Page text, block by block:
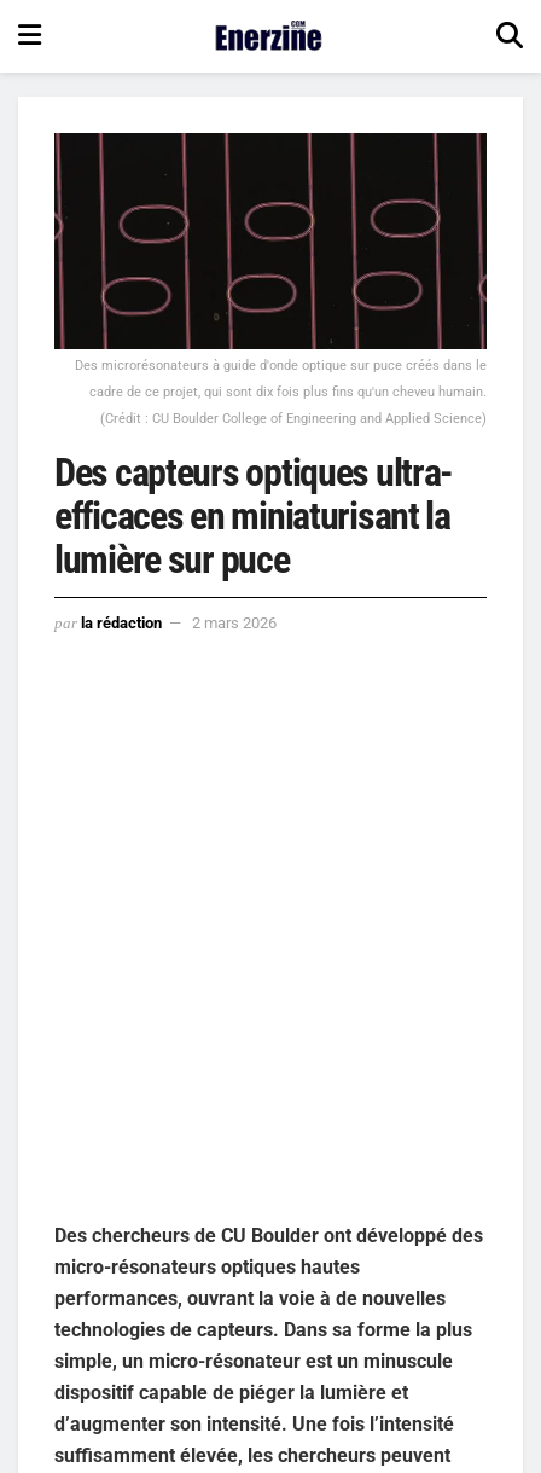
Des microrésonateurs à guide d'onde optique sur puce créés dans le
cadre de ce projet, qui sont dix fois plus fins qu'un cheveu humain.
(Crédit : CU Boulder College of Engineering and Applied Science)
Des capteurs optiques ultra-
efficaces en miniaturisant la
lumière sur puce
par la rédaction 2 mars 2026
Des chercheurs de CU Boulder ont développé des
micro-résonateurs optiques hautes
performances, ouvrant la voie à de nouvelles
technologies de capteurs. Dans sa forme la plus
simple, un micro-résonateur est un minuscule
dispositif capable de piéger la lumière et
d’augmenter son intensité. Une fois l’intensité
suffisamment élevée, les chercheurs peuvent